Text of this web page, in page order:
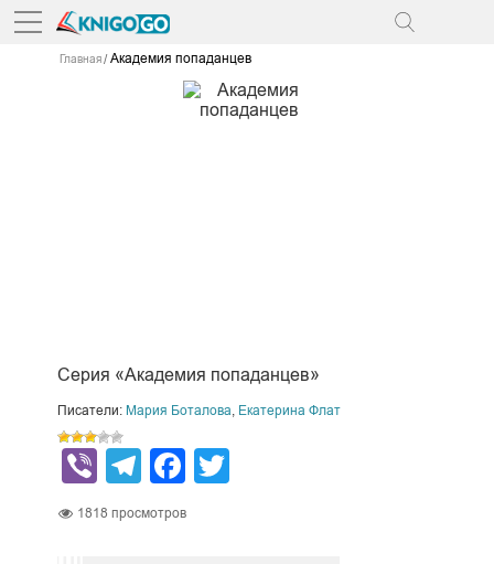
Главная Академия попаданцев
Серия «Академия попаданцев»
Писатели: Мария Боталова, Екатерина Флат
ViberTelegram
Facebook
1818 просмотров